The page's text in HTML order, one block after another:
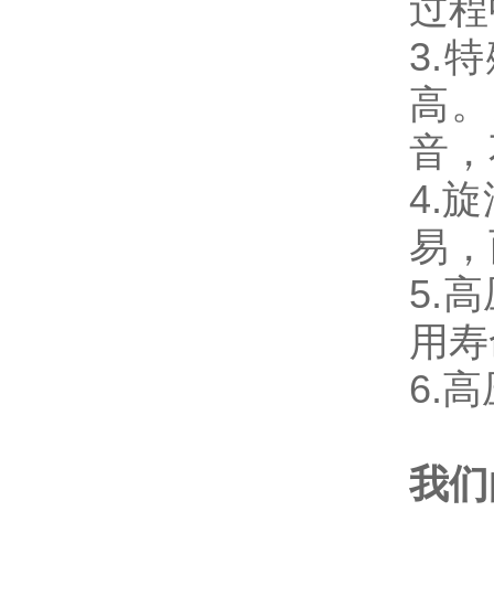
3.
高
音
4.旋
易
5.高
用
6.高
我